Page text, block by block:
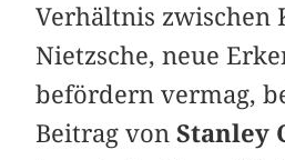
Verhältnis zwischen
Nietzsche, neue
befördern vermag,
Beitrag vonStanley